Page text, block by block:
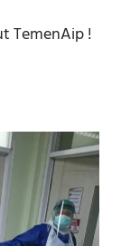
TemenAip !